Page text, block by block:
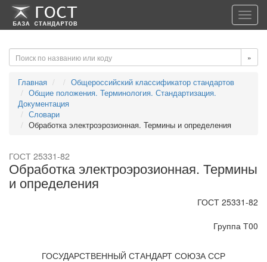
-->-->
»
Главная
Общероссийский классификатор стандартов
Общие положения. Терминология. Стандартизация.
Документация
Словари
Обработка электроэрозионная. Термины и определения
ГОСТ 25331-82
Обработка электроэрозионная. Термины
и определения
ГОСТ 25331-82
Группа Т00
ГОСУДАРСТВЕННЫЙ СТАНДАРТ СОЮЗА ССР